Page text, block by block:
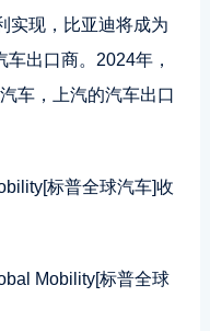
实现，比亚迪将成为
出口商。2024年，
车，上汽的汽车出口
标普全球汽车]收
Mobility[标普全球